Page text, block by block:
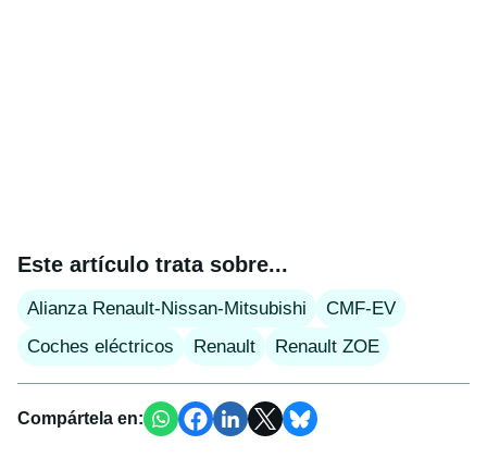
Este artículo trata sobre...
Alianza Renault-Nissan-Mitsubishi
CMF-EV
Coches eléctricos
Renault Renault ZOE
Compártela en: